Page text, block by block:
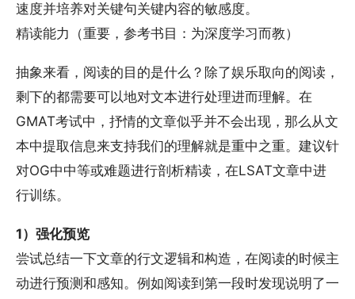
速度并培养对关键句关键内容的敏感度。
精读能力（重要，参考书目：为深度学习而教）
抽象来看，阅读的目的是什么？除了娱乐取向的阅读，
剩下的都需要可以地对文本进行处理进而理解。在
GMAT考试中，抒情的文章似乎并不会出现，那么从文
本中提取信息来支持我们的理解就是重中之重。建议针
对OG中中等或难题进行剖析精读，在LSAT文章中进
行训练。
1）强化预览
尝试总结一下文章的行文逻辑和构造，在阅读的时候主
动进行预测和感知。例如阅读到第一段时发现说明了一